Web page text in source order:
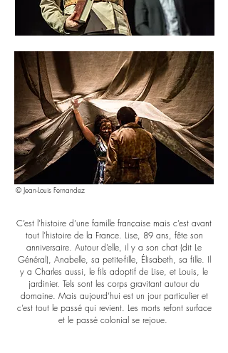
© Jean-Louis Fernandez
C’est l’histoire d’une famille française mais c’est avant
tout l’histoire de la France. Lise, 89 ans, fête son
anniversaire. Autour d’elle, il y a son chat (dit Le
Général), Anabelle, sa petite-fille, Élisabeth, sa fille. Il
y a Charles aussi, le fils adoptif de Lise, et Louis, le
jardinier. Tels sont les corps gravitant autour du
domaine. Mais aujourd’hui est un jour particulier et
c’est tout le passé qui revient. Les morts refont surface
et le passé colonial se rejoue.